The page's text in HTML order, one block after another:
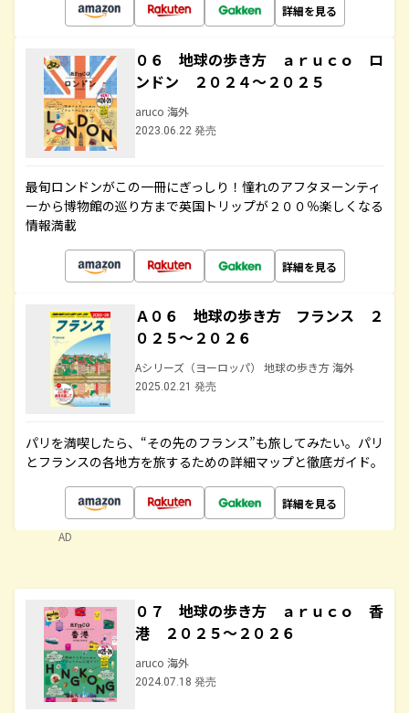
詳細を見る
０６ 地球の歩き方 ａｒｕｃｏ ロ
ンドン ２０２４～２０２５
aruco 海外
2023.06.22 発売
最旬ロンドンがこの一冊にぎっしり！憧れのアフタヌーンティ
ーから博物館の巡り方まで英国トリップが２００％楽しくなる
情報満載
詳細を見る
Ａ０６ 地球の歩き方 フランス ２
０２５～２０２６
Aシリーズ（ヨーロッパ） 地球の歩き方 海外
2025.02.21 発売
パリを満喫したら、“その先のフランス”も旅してみたい。パリ
とフランスの各地方を旅するための詳細マップと徹底ガイド。
詳細を見る
AD
０７ 地球の歩き方 ａｒｕｃｏ 香
港 ２０２５～２０２６
aruco 海外
2024.07.18 発売